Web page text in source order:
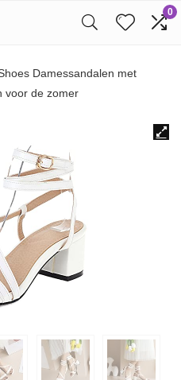
0
Damessandalen met
voor de zomer